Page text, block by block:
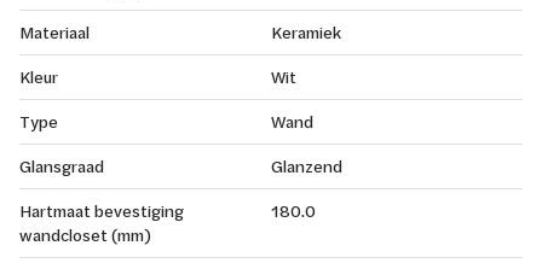
Materiaal
Keramiek
Kleur
Wit
Type
Wand
Glansgraad
Glanzend
Hartmaat bevestiging
wandcloset (mm)
180.0